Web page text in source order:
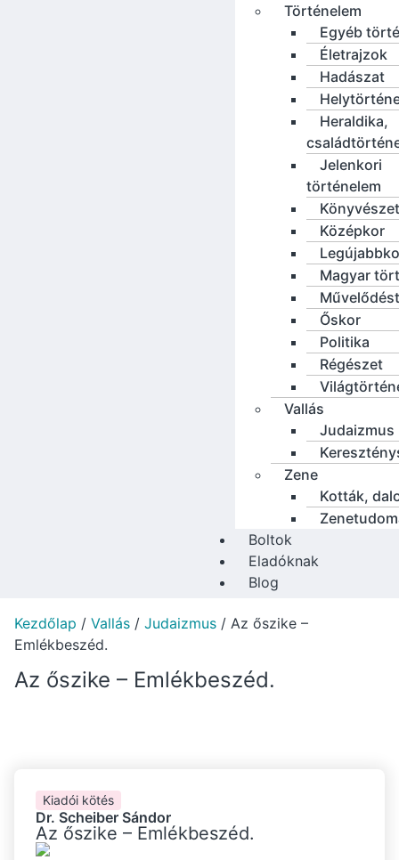
Történelem
Egyéb
Életrajzok
Hadászat
Heraldika,
Jelenkori
történelem
Könyvészet
Középkor
Magyar
Őskor
Politika
Régészet
Vallás
Judaizmus
Zene
Kották,
Boltok
Eladóknak
Blog
Kezdőlap / Vallás / Judaizmus / Az őszike –
Emlékbeszéd.
Az őszike – Emlékbeszéd.
Kiadói kötés
Dr. Scheiber Sándor
Az őszike – Emlékbeszéd.